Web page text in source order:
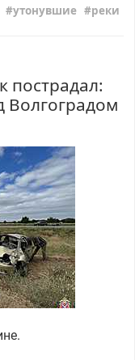
утонувшие реки
пострадал:
Волгоградом